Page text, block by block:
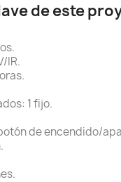
de este
IR.
1 fijo.
de encendido/